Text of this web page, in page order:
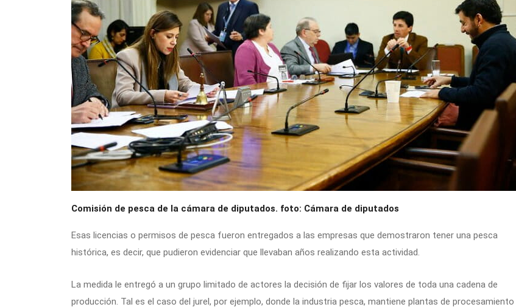
Comisión de pesca de la cámara de diputados. foto: Cámara de diputados
Esas licencias o permisos de pesca fueron entregados a las empresas que demostraron tener una pesca
histórica, es decir, que pudieron evidenciar que llevaban años realizando esta actividad.
La medida le entregó a un grupo limitado de actores la decisión de fijar los valores de toda una cadena de
producción. Tal es el caso del jurel, por ejemplo, donde la industria pesca, mantiene plantas de procesamiento